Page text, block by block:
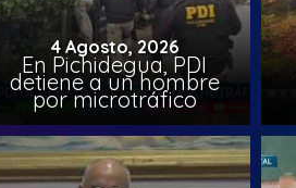
4 Agosto, 2026
En Pichidegua, PDI
detiene a un hombre
por microtráfico